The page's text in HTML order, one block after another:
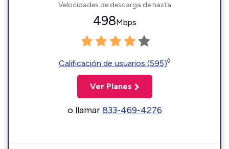
Velocidades de descarga de hasta
498Mbps
Calificación de usuarios (595)◊
Ver Planes
o llamar833-469-4276